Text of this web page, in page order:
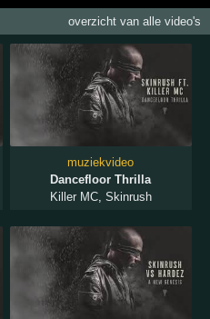
overzicht van alle video's
muziekvideo
Dancefloor Thrilla
Killer MC, Skinrush